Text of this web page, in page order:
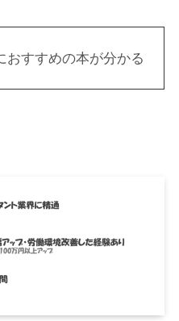
おすすめの本が分かる